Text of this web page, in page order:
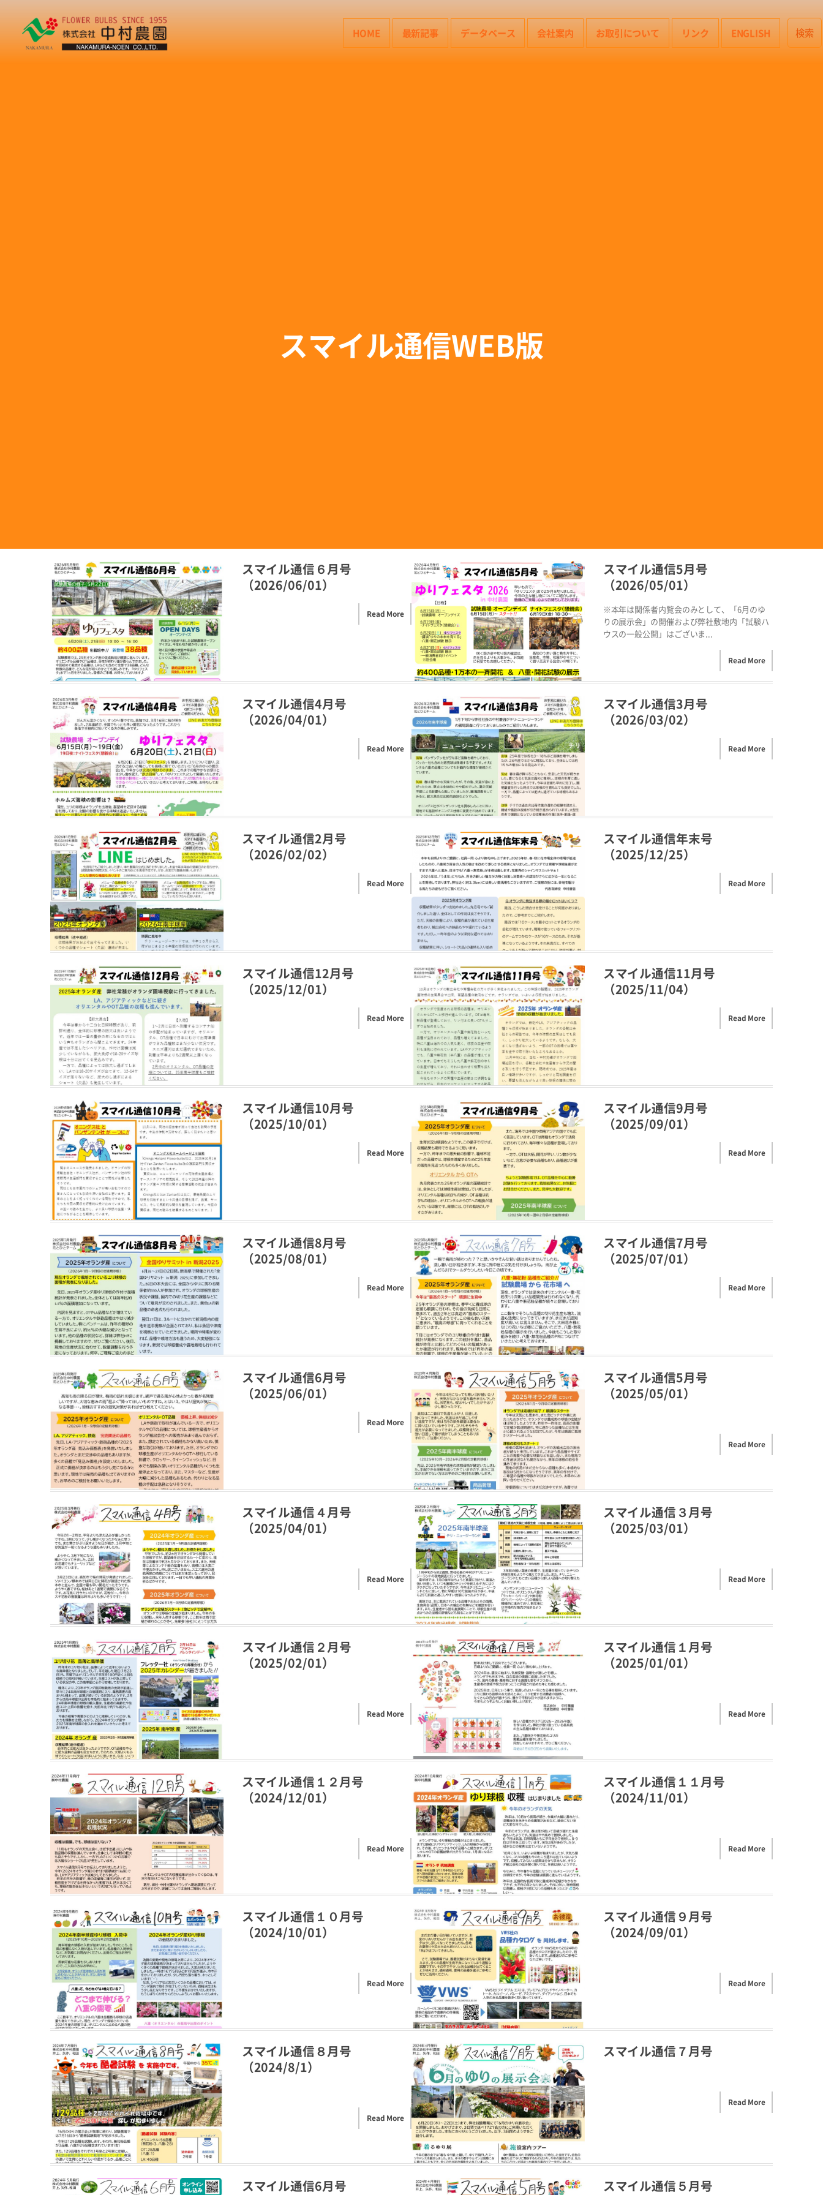
検索
HOME 最新記事 データベース 会社案内 お取引について リンク ENGLISH
スマイル通信WEB版
スマイル通信６月号
（2026/06/01）
Read More
スマイル通信5月号
（2026/05/01）
※本年は関係者内覧会のみとして、「6月のゆ
りの展示会」の開催および弊社敷地内「試験ハ
ウスの一般公開」はございま...
Read More
スマイル通信4月号
（2026/04/01）
Read More
スマイル通信3月号
（2026/03/02）
Read More
スマイル通信2月号
（2026/02/02）
Read More
スマイル通信年末号
（2025/12/25）
Read More
スマイル通信12月号
（2025/12/01）
Read More
スマイル通信11月号
（2025/11/04）
Read More
スマイル通信10月号
（2025/10/01）
Read More
スマイル通信9月号
（2025/09/01）
Read More
スマイル通信8月号
（2025/08/01）
Read More
スマイル通信7月号
（2025/07/01）
Read More
スマイル通信6月号
（2025/06/01）
Read More
スマイル通信5月号
（2025/05/01）
Read More
スマイル通信４月号
（2025/04/01）
Read More
スマイル通信３月号
（2025/03/01）
Read More
スマイル通信２月号
（2025/02/01）
Read More
スマイル通信１月号
（2025/01/01）
Read More
スマイル通信１２月号
（2024/12/01）
Read More
スマイル通信１１月号
（2024/11/01）
Read More
スマイル通信１０月号
（2024/10/01）
Read More
スマイル通信９月号
（2024/09/01）
Read More
スマイル通信８月号
（2024/8/1）
Read More
スマイル通信７月号
Read More
スマイル通信6月号
スマイル通信５月号